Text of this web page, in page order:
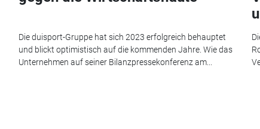
Die duisport-Gruppe hat sich 2023 erfolgreich behauptet
und blickt optimistisch auf die kommenden Jahre. Wie das
Unternehmen auf seiner Bilanzpressekonferenz am...